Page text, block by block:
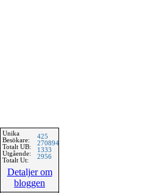
Unika
Besökare:
Totalt UB:
Utgående:
Totalt Ut:
425
270894
1333
2956
Detaljer om
bloggen